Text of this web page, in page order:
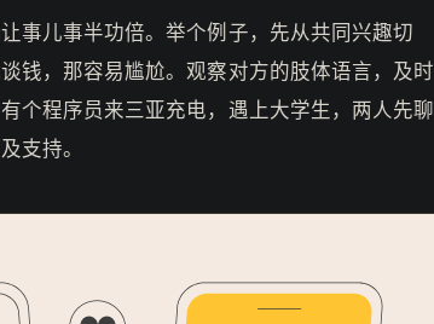
事儿事半功倍。举个例子，先从共同兴趣切
钱，那容易尴尬。观察对方的肢体语言，及时
个程序员来三亚充电，遇上大学生，两人先聊
支持。